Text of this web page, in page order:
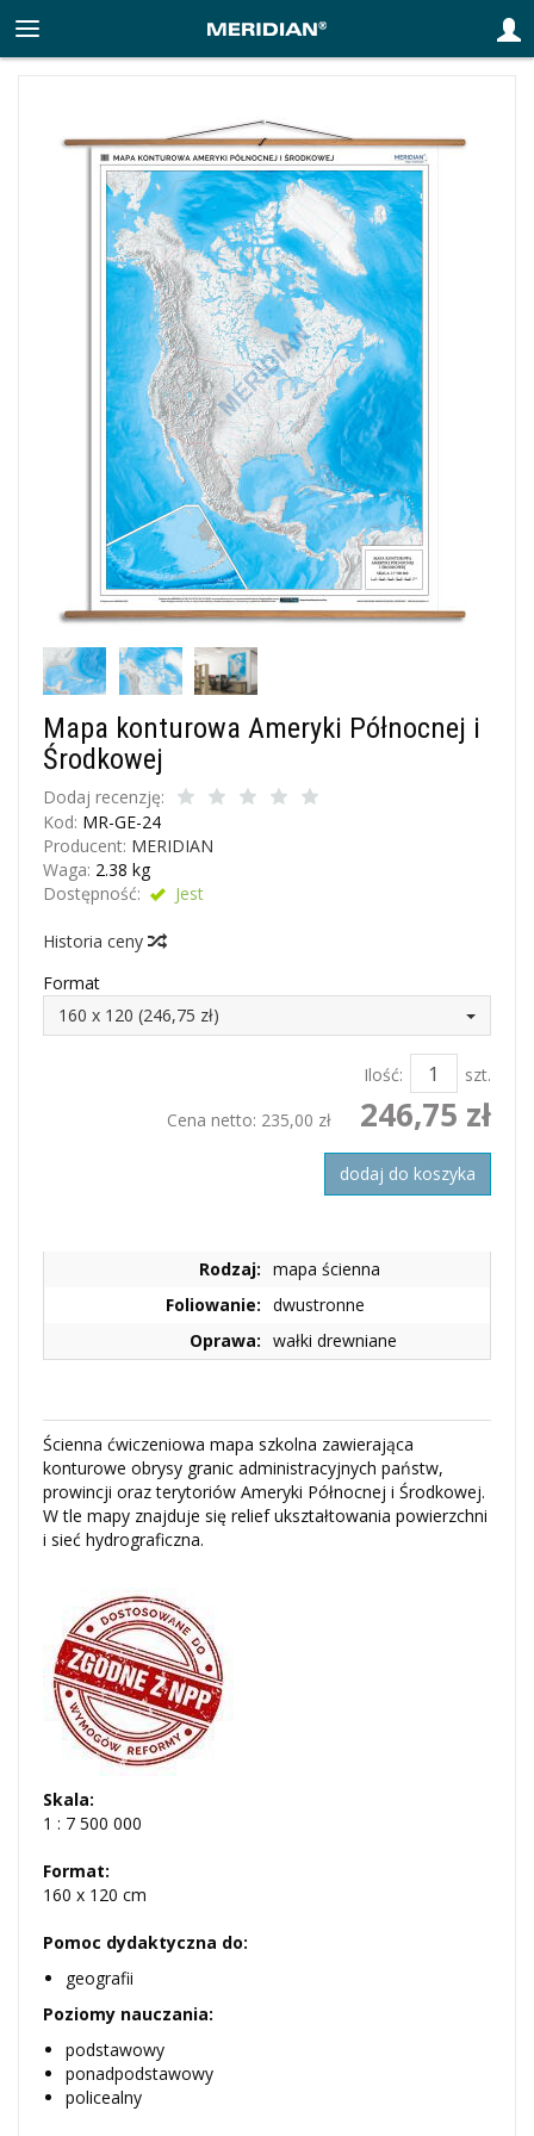
Mapa konturowa Ameryki Północnej i
Środkowej
Dodaj recenzję:
Kod: MR-GE-24
Producent: MERIDIAN
Waga: 2.38 kg
Dostępność:
Jest
Historia ceny
Format
160 x 120 (246,75 zł)
Ilość:
szt.
Cena netto: 235,00 zł 246,75 zł
dodaj do koszyka
Rodzaj: mapa ścienna
Foliowanie: dwustronne
Oprawa: wałki drewniane
Ścienna ćwiczeniowa mapa szkolna zawierająca
konturowe obrysy granic administracyjnych państw,
prowincji oraz terytoriów Ameryki Północnej i Środkowej.
W tle mapy znajduje się relief ukształtowania powierzchni
i sieć hydrograficzna.
Skala:
1 : 7 500 000
Format:
160 x 120 cm
Pomoc dydaktyczna do:
geografii
Poziomy nauczania:
podstawowy
ponadpodstawowy
policealny